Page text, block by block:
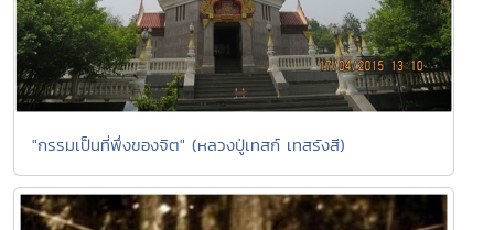
"กรรมเป็นที่พึ่งของจิต" (หลวงปู่เทสก์ เทสรังสี)